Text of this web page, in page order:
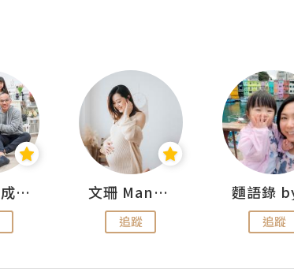
和牛B的成長日記 文珊 ManShan
追蹤 追蹤